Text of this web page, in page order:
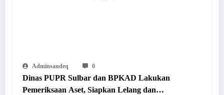
Adminsandeq 0
Dinas PUPR Sulbar dan BPKAD Lakukan
Pemeriksaan Aset, Siapkan Lelang dan